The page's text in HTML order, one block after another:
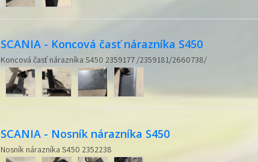
SCANIA - Koncová časť nárazníka S450
Koncová časť nárazníka S450 2359177 /2359181/2660738/
SCANIA - Nosník nárazníka S450
Nosník nárazníka S450 2352238